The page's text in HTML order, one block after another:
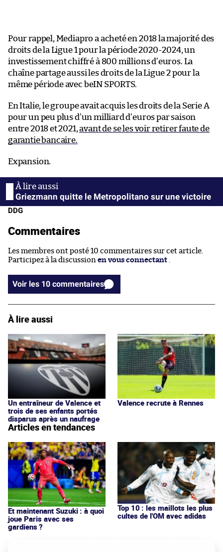
Pour rappel, Mediapro a acheté en 2018 la majorité des
droits de la Ligue 1 pour la période 2020-2024, un
investissement chiffré à 800 millions d’euros. La
chaîne partage aussi les droits de la Ligue 2 pour la
même période avec beIN SPORTS.
En Italie, le groupe avait acquis les droits de la Serie A
pour un peu plus d’un milliard d’euros par saison
entre 2018 et 2021,avant de se les voir retirer faute de
garantie bancaire.
Expansion.
Griezmann quitte le Metropolitano sur une victoire
DDG
Commentaires
Les membres ont posté 10 commentaires sur cet article.
Participez à la discussion en vous connectant
Voir les 10 commentaires
À lire aussi
Un entraîneur de Valence et
trois de ses enfants portés
disparus après un naufrage
Valence recrute à Rennes
Articles en tendances
Et maintenant Suzuki : à quoi
joue Paris avec ses
gardiens ?
Top 10 : les maillots les plus
cultes de l'OM avec adidas